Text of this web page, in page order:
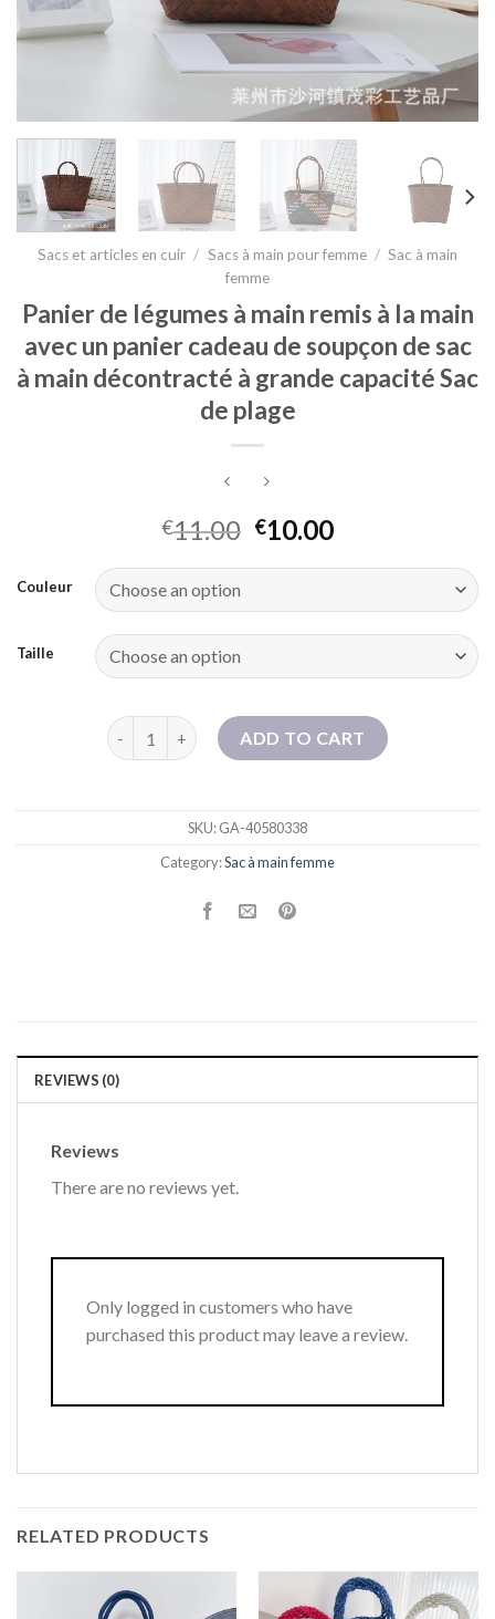
Sacs et articles en cuir / Sacs à main pour femme / Sac à main
femme
Panier de légumes à main remis à la main
avec un panier cadeau de soupçon de sac
à main décontracté à grande capacité Sac
de plage
€11.00 €10.00
Couleur
Taille
Panier de légumes à main remis à la main avec un
ADD TO CART
SKU:GA-40580338
Category:Sac à main femme
REVIEWS (0)
Reviews
There are no reviews yet.
Only logged in customers who have
purchased this product may leave a review.
RELATED PRODUCTS